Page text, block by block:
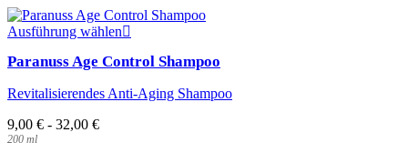
können
Produktseite
werden
Ausführung wählen
weist
Varianten
Paranuss Age Control Shampoo
Revitalisierendes Anti-Aging Shampoo
9,00 € - 32,00 €
200 ml